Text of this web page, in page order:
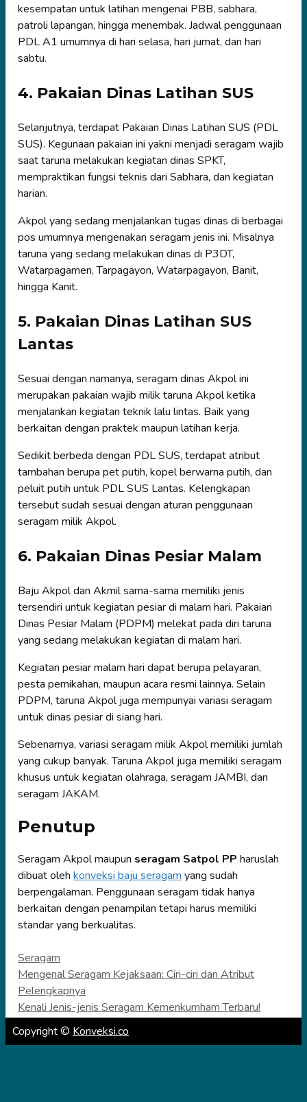
kesempatan untuk latihan mengenai PBB, sabhara,
patroli lapangan, hingga menembak. Jadwal penggunaan
PDL A1 umumnya di hari selasa, hari jumat, dan hari
sabtu.
4. Pakaian Dinas Latihan SUS
Selanjutnya, terdapat Pakaian Dinas Latihan SUS (PDL
SUS). Kegunaan pakaian ini yakni menjadi seragam wajib
saat taruna melakukan kegiatan dinas SPKT,
mempraktikan fungsi teknis dari Sabhara, dan kegiatan
harian.
Akpol yang sedang menjalankan tugas dinas di berbagai
pos umumnya mengenakan seragam jenis ini. Misalnya
taruna yang sedang melakukan dinas di P3DT,
Watarpagamen, Tarpagayon, Watarpagayon, Banit,
hingga Kanit.
5. Pakaian Dinas Latihan SUS
Lantas
Sesuai dengan namanya, seragam dinas Akpol ini
merupakan pakaian wajib milik taruna Akpol ketika
menjalankan kegiatan teknik lalu lintas. Baik yang
berkaitan dengan praktek maupun latihan kerja.
Sedikit berbeda dengan PDL SUS, terdapat atribut
tambahan berupa pet putih, kopel berwarna putih, dan
peluit putih untuk PDL SUS Lantas. Kelengkapan
tersebut sudah sesuai dengan aturan penggunaan
seragam milik Akpol.
6. Pakaian Dinas Pesiar Malam
Baju Akpol dan Akmil sama-sama memiliki jenis
tersendiri untuk kegiatan pesiar di malam hari. Pakaian
Dinas Pesiar Malam (PDPM) melekat pada diri taruna
yang sedang melakukan kegiatan di malam hari.
Kegiatan pesiar malam hari dapat berupa pelayaran,
pesta pernikahan, maupun acara resmi lainnya. Selain
PDPM, taruna Akpol juga mempunyai variasi seragam
untuk dinas pesiar di siang hari.
Sebenarnya, variasi seragam milik Akpol memiliki jumlah
yang cukup banyak. Taruna Akpol juga memiliki seragam
khusus untuk kegiatan olahraga, seragam JAMBI, dan
seragam JAKAM.
Penutup
Seragam Akpol maupun seragam Satpol PP haruslah
dibuat oleh konveksi baju seragam yang sudah
berpengalaman. Penggunaan seragam tidak hanya
berkaitan dengan penampilan tetapi harus memiliki
standar yang berkualitas.
Categories
Seragam
Mengenal Seragam Kejaksaan: Ciri-ciri dan Atribut
Pelengkapnya
Kenali Jenis-jenis Seragam Kemenkumham Terbaru!
Copyright © Konveksi.co